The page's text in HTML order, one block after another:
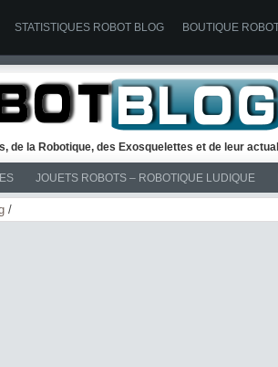
STATISTIQUES ROBOT BLOG BOUTIQUE
de la Robotique, des Exosquelettes et de leur
JOUETS ROBOTS – ROBOTIQUE LUDIQUE
/